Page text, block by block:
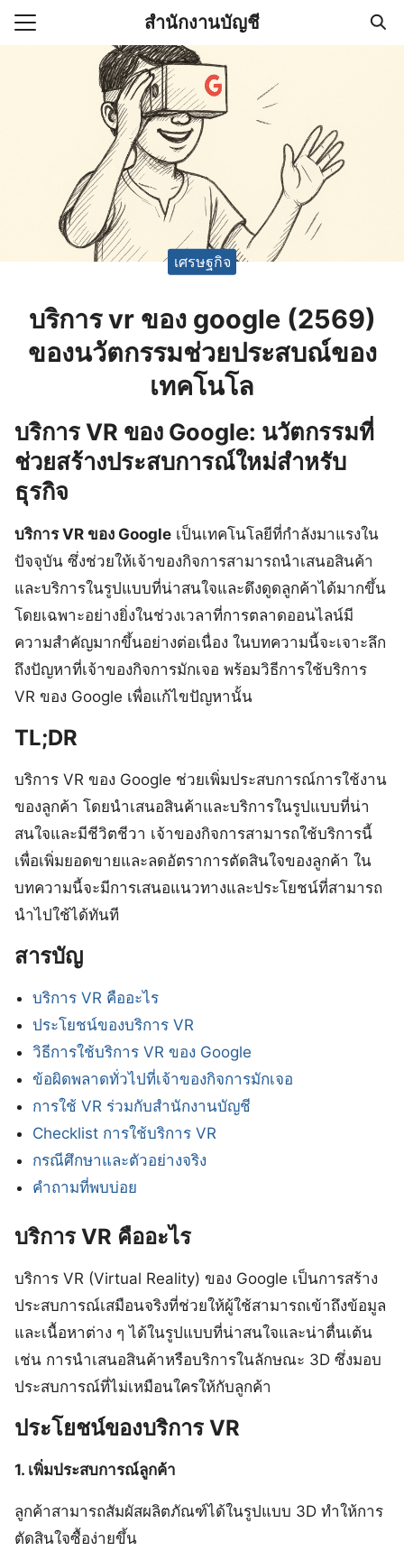
Skip
สำนักงานบัญชี
านบัญชี (Accounting
ช่วยสำคัญในการบริหาร
เศรษฐกิจ
บริการ vr ของ google (2569)
ของนวัตกรรมช่วยประสบณ์ของ
เทคโนโล
บริการ VR ของ Google: นวัตกรรมที่
ช่วยสร้างประสบการณ์ใหม่สำหรับ
ธุรกิจ
บริการ VR ของ Google เป็นเทคโนโลยีที่กำลังมาแรงใน
ปัจจุบัน ซึ่งช่วยให้เจ้าของกิจการสามารถนำเสนอสินค้า
และบริการในรูปแบบที่น่าสนใจและดึงดูดลูกค้าได้มากขึ้น
โดยเฉพาะอย่างยิ่งในช่วงเวลาที่การตลาดออนไลน์มี
ความสำคัญมากขึ้นอย่างต่อเนื่อง ในบทความนี้จะเจาะลึก
ถึงปัญหาที่เจ้าของกิจการมักเจอ พร้อมวิธีการใช้บริการ
VR ของ Google เพื่อแก้ไขปัญหานั้น
TL;DR
บริการ VR ของ Google ช่วยเพิ่มประสบการณ์การใช้งาน
ของลูกค้า โดยนำเสนอสินค้าและบริการในรูปแบบที่น่า
สนใจและมีชีวิตชีวา เจ้าของกิจการสามารถใช้บริการนี้
เพื่อเพิ่มยอดขายและลดอัตราการตัดสินใจของลูกค้า ใน
บทความนี้จะมีการเสนอแนวทางและประโยชน์ที่สามารถ
นำไปใช้ได้ทันที
สารบัญ
บริการ VR คืออะไร
ประโยชน์ของบริการ VR
วิธีการใช้บริการ VR ของ Google
ข้อผิดพลาดทั่วไปที่เจ้าของกิจการมักเจอ
การใช้ VR ร่วมกับสำนักงานบัญชี
Checklist การใช้บริการ VR
กรณีศึกษาและตัวอย่างจริง
คำถามที่พบบ่อย
บริการ VR คืออะไร
บริการ VR (Virtual Reality) ของ Google เป็นการสร้าง
ประสบการณ์เสมือนจริงที่ช่วยให้ผู้ใช้สามารถเข้าถึงข้อมูล
และเนื้อหาต่าง ๆ ได้ในรูปแบบที่น่าสนใจและน่าตื่นเต้น
เช่น การนำเสนอสินค้าหรือบริการในลักษณะ 3D ซึ่งมอบ
ประสบการณ์ที่ไม่เหมือนใครให้กับลูกค้า
ประโยชน์ของบริการ VR
1. เพิ่มประสบการณ์ลูกค้า
ลูกค้าสามารถสัมผัสผลิตภัณฑ์ได้ในรูปแบบ 3D ทำให้การ
ตัดสินใจซื้อง่ายขึ้น